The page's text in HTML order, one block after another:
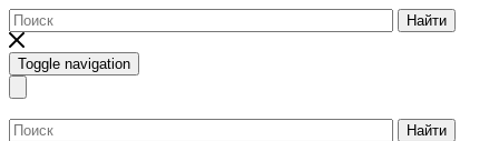
Найти
Toggle navigation
Найти